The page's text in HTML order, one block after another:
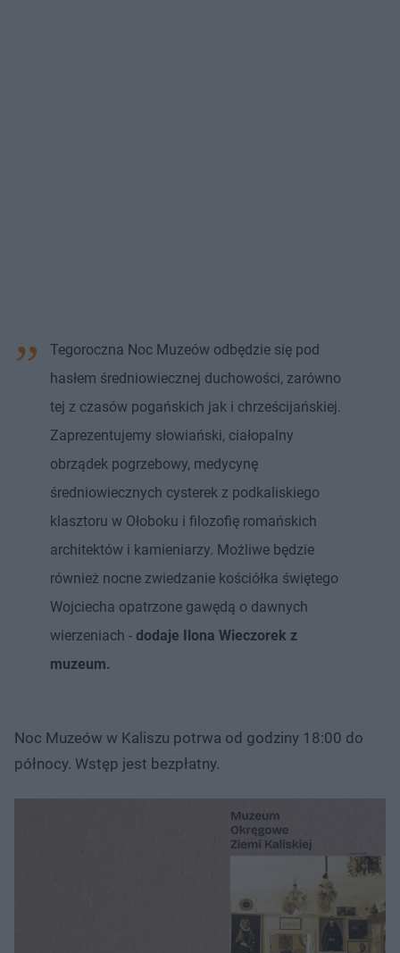
Tegoroczna Noc Muzeów odbędzie się pod
hasłem średniowiecznej duchowości, zarówno
tej z czasów pogańskich jak i chrześcijańskiej.
Zaprezentujemy słowiański, ciałopalny
obrządek pogrzebowy, medycynę
średniowiecznych cysterek z podkaliskiego
klasztoru w Ołoboku i filozofię romańskich
architektów i kamieniarzy. Możliwe będzie
również nocne zwiedzanie kościółka świętego
Wojciecha opatrzone gawędą o dawnych
wierzeniach - dodaje Ilona Wieczorek z
muzeum.
Noc Muzeów w Kaliszu potrwa od godziny 18:00 do
północy. Wstęp jest bezpłatny.